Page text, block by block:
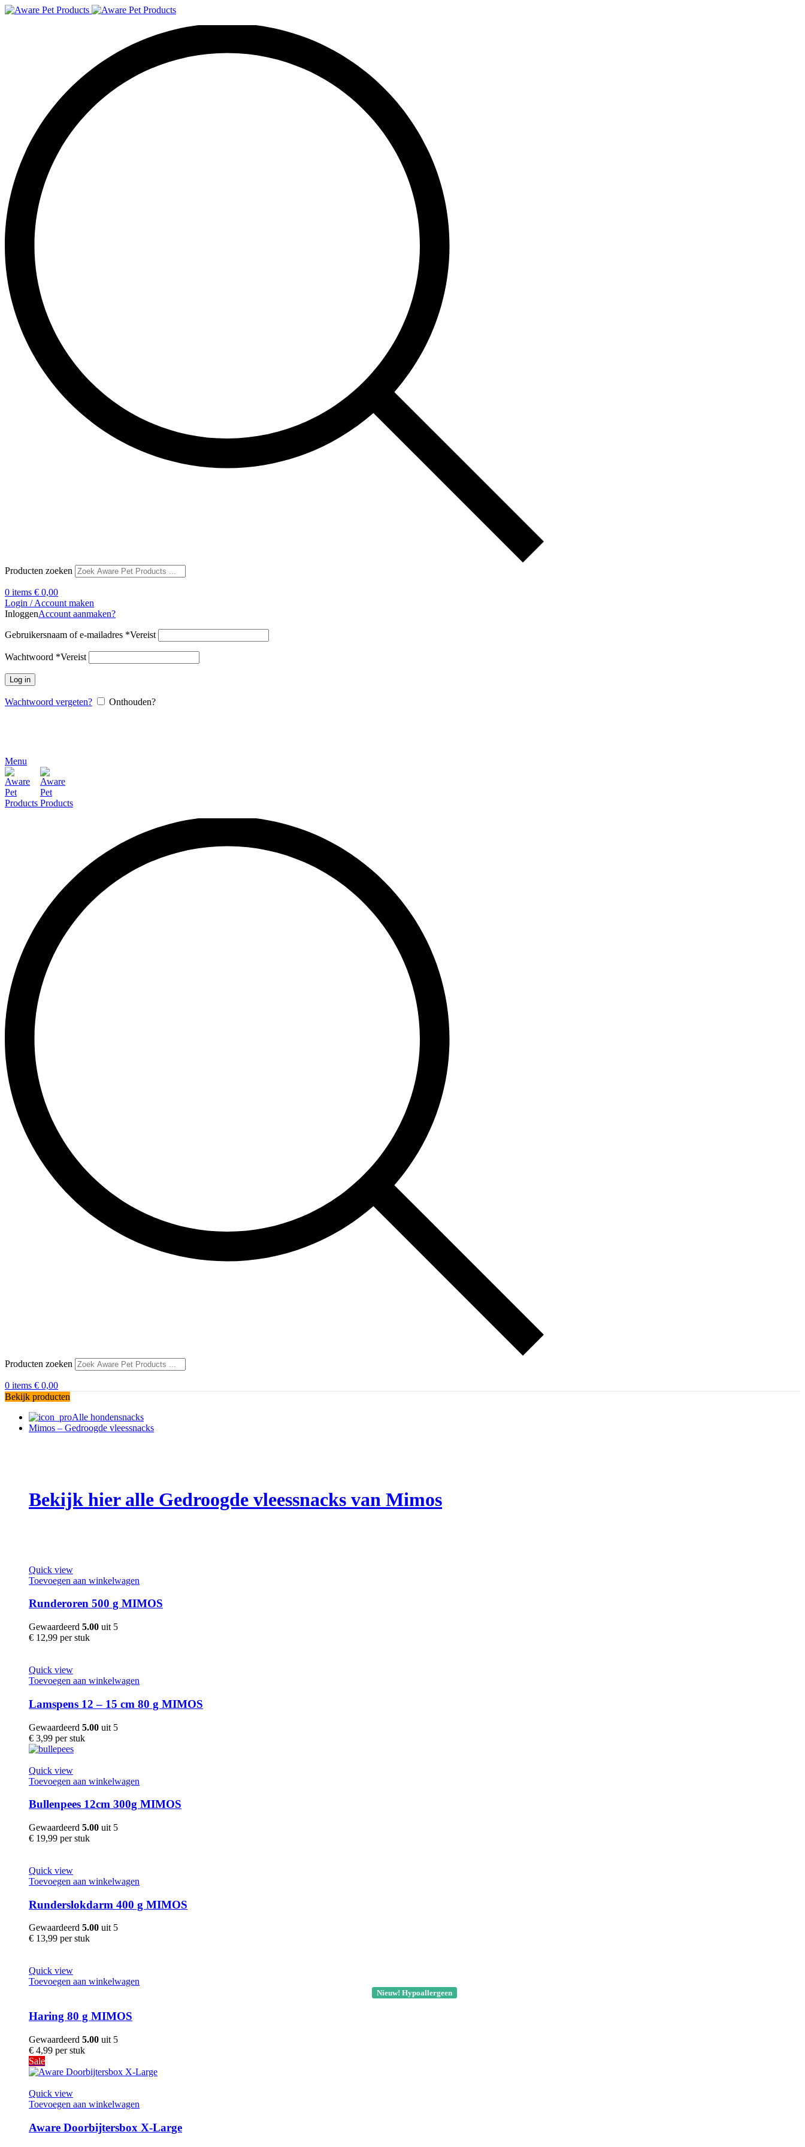
Producten zoeken
0 items € 0,00
Login / Account maken
InloggenAccount aanmaken?
Gebruikersnaam of e-mailadres *Vereist
Wachtwoord *Vereist
Log in
Wachtwoord vergeten? Onthouden?
Menu
Producten zoeken
0 items € 0,00
Bekijk producten
Alle hondensnacks
Mimos – Gedroogde vleessnacks
Bekijk hier alle Gedroogde vleessnacks van Mimos
Quick view
Toevoegen aan winkelwagen
Runderoren 500 g MIMOS
Gewaardeerd 5.00 uit 5
€ 12,99 per stuk
Quick view
Toevoegen aan winkelwagen
Lamspens 12 – 15 cm 80 g MIMOS
Gewaardeerd 5.00 uit 5
€ 3,99 per stuk
Quick view
Toevoegen aan winkelwagen
Bullenpees 12cm 300g MIMOS
Gewaardeerd 5.00 uit 5
€ 19,99 per stuk
Quick view
Toevoegen aan winkelwagen
Runderslokdarm 400 g MIMOS
Gewaardeerd 5.00 uit 5
€ 13,99 per stuk
Quick view
Toevoegen aan winkelwagen
Nieuw! Hypoallergeen
Haring 80 g MIMOS
Gewaardeerd 5.00 uit 5
€ 4,99 per stuk
Sale
Quick view
Toevoegen aan winkelwagen
Aware Doorbijtersbox X-Large